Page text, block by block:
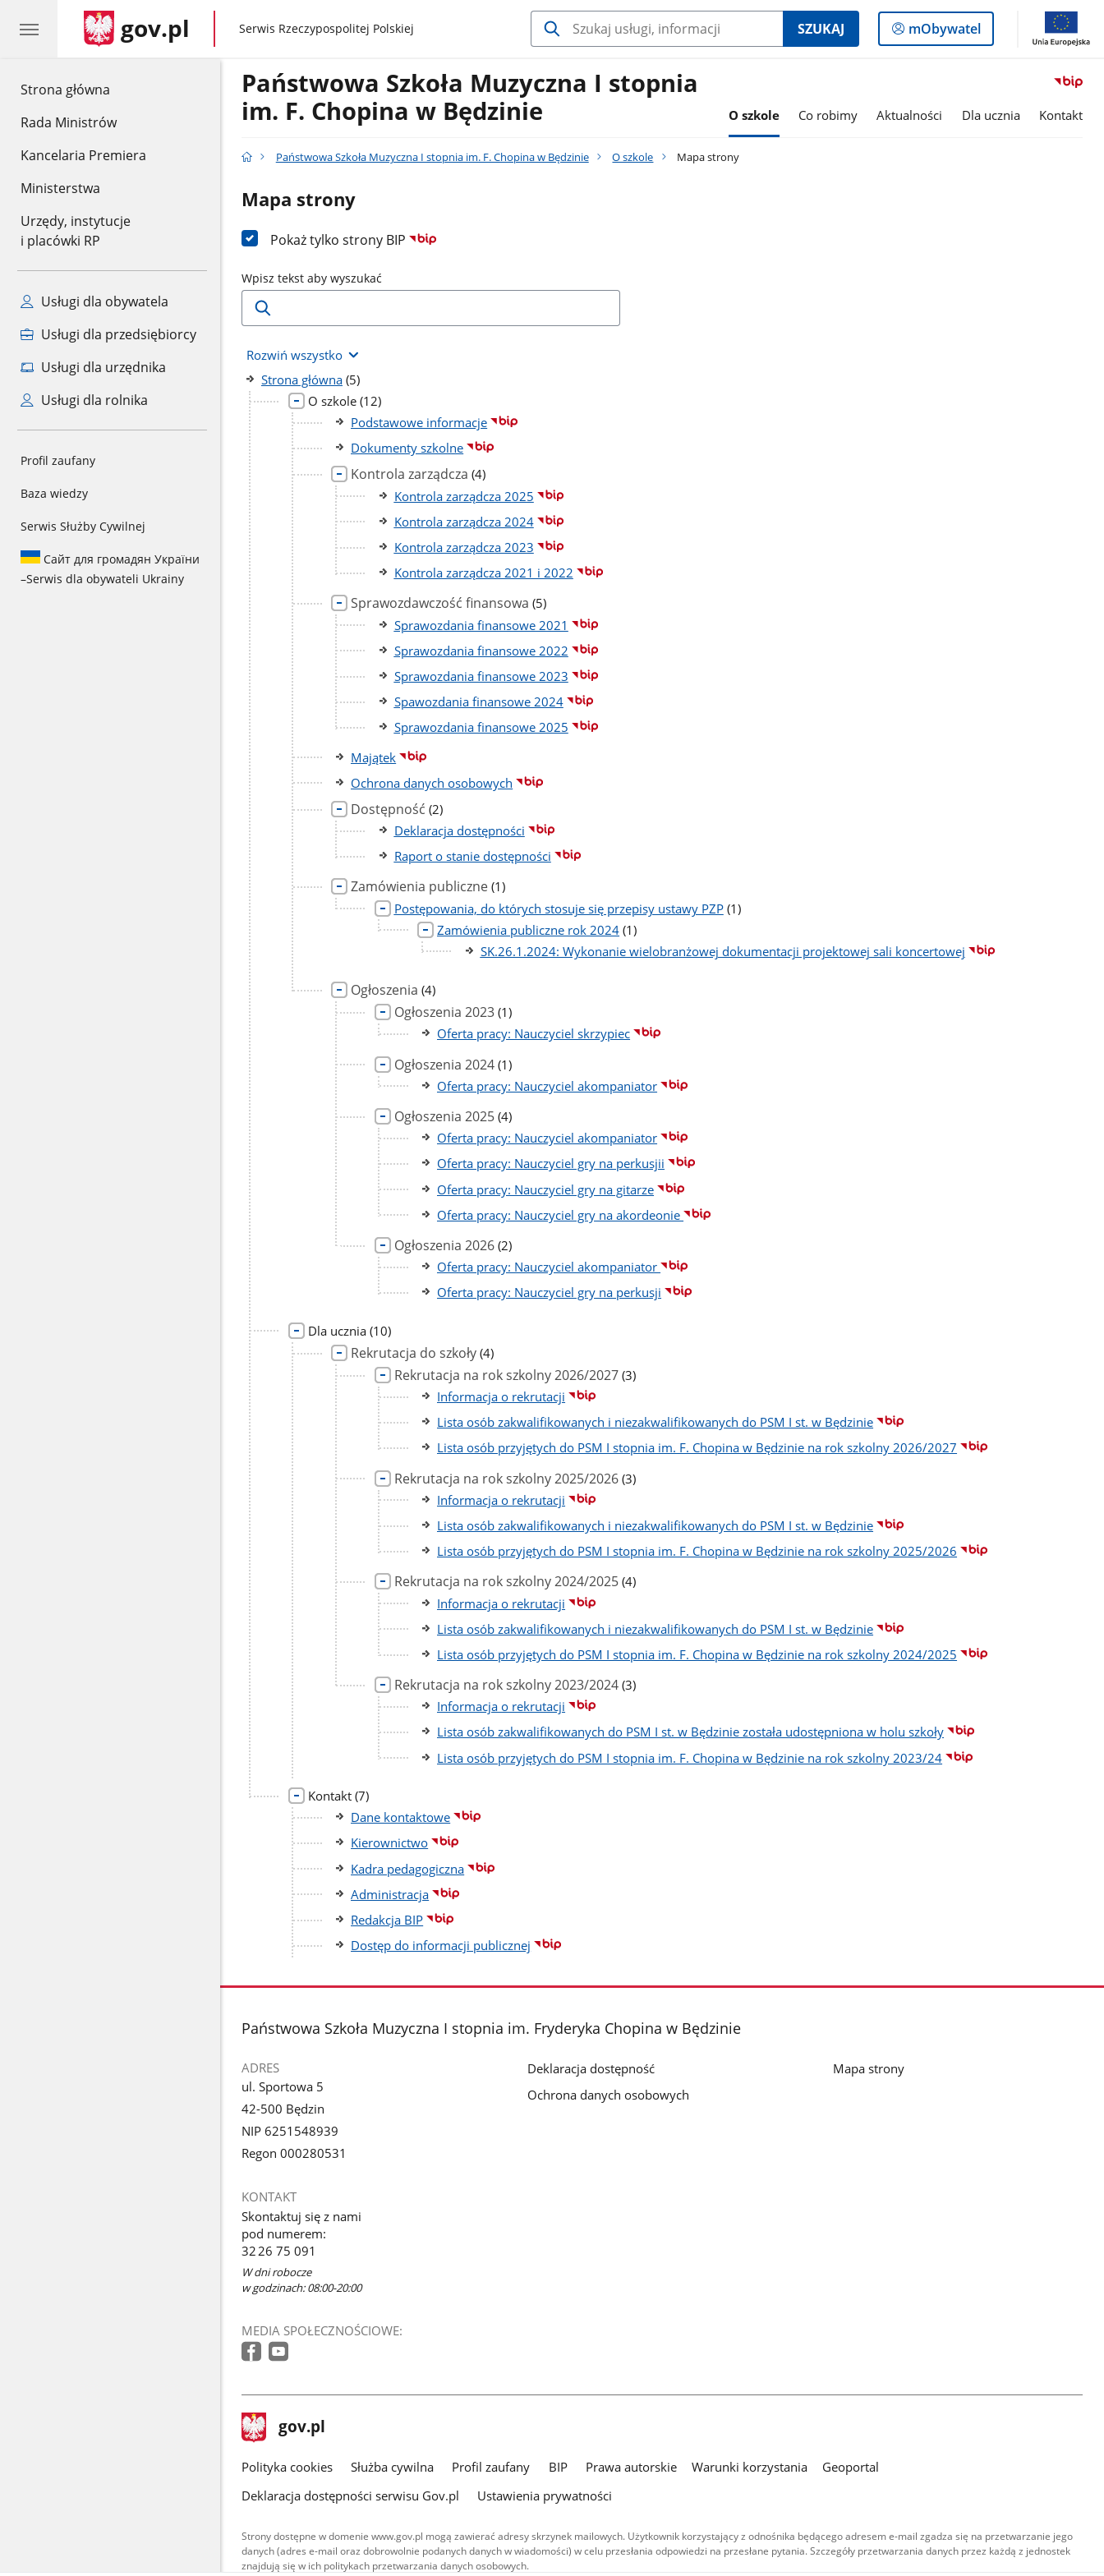
Strona główna
Rada Ministrów
Kancelaria Premiera
Ministerstwa
Urzędy, instytucje
i placówki RP
Usługi dla obywatela
Usługi dla przedsiębiorcy
Usługi dla urzędnika
Usługi dla rolnika
Profil zaufany
Baza wiedzy
Serwis Służby Cywilnej
Сайт для громадян України
–Serwis dla obywateli Ukrainy
gov.pl gov.pl
Serwis Rzeczypospolitej Polskiej SZUKAJ
Logowanie
do
mObywatel
Państwowa Szkoła Muzyczna I stopnia
im. F. Chopina w Będzinie
O szkole Co robimy Aktualności Dla ucznia Kontakt
Państwowa Szkoła Muzyczna I stopnia im. F. Chopina w Będzinie O szkole Mapa strony
Mapa strony
Pokaż tylko strony BIP
Wpisz tekst aby wyszukać
Rozwiń wszystko
Strona główna liczba
podstron
(5)
O szkole liczba
podstron
(12)
Podstawowe informacje
Dokumenty szkolne
Kontrola zarządcza liczba
podstron
(4)
Kontrola zarządcza 2025
Kontrola zarządcza 2024
Kontrola zarządcza 2023
Kontrola zarządcza 2021 i 2022
Sprawozdawczość finansowa liczba
podstron
(5)
Sprawozdania finansowe 2021
Sprawozdania finansowe 2022
Sprawozdania finansowe 2023
Spawozdania finansowe 2024
Sprawozdania finansowe 2025
Majątek
Ochrona danych osobowych
Dostępność liczba
podstron
(2)
Deklaracja dostępności
Raport o stanie dostępności
Zamówienia publiczne liczba
podstron
(1)
Postępowania, do których stosuje się przepisy ustawy PZP liczba
(1)
Zamówienia publiczne rok 2024 liczba
podstron
(1)
SK.26.1.2024: Wykonanie wielobranżowej dokumentacji projektowej sali koncertowej
Ogłoszenia liczba
podstron
(4)
Ogłoszenia 2023 liczba
podstron
(1)
Oferta pracy: Nauczyciel skrzypiec
Ogłoszenia 2024 liczba
podstron
(1)
Oferta pracy: Nauczyciel akompaniator
Ogłoszenia 2025 liczba
podstron
(4)
Oferta pracy: Nauczyciel akompaniator
Oferta pracy: Nauczyciel gry na perkusjii
Oferta pracy: Nauczyciel gry na gitarze
Oferta pracy: Nauczyciel gry na akordeonie
Ogłoszenia 2026 liczba
podstron
(2)
Oferta pracy: Nauczyciel akompaniator
Oferta pracy: Nauczyciel gry na perkusji
Dla ucznia liczba
podstron
(10)
Rekrutacja do szkoły liczba
podstron
(4)
Rekrutacja na rok szkolny 2026/2027 liczba
(3)
Informacja o rekrutacji
Lista osób zakwalifikowanych i niezakwalifikowanych do PSM I st. w Będzinie
Lista osób przyjętych do PSM I stopnia im. F. Chopina w Będzinie na rok szkolny 2026/2027
Rekrutacja na rok szkolny 2025/2026 liczba
(3)
Informacja o rekrutacji
Lista osób zakwalifikowanych i niezakwalifikowanych do PSM I st. w Będzinie
Lista osób przyjętych do PSM I stopnia im. F. Chopina w Będzinie na rok szkolny 2025/2026
Rekrutacja na rok szkolny 2024/2025 liczba
(4)
Informacja o rekrutacji
Lista osób zakwalifikowanych i niezakwalifikowanych do PSM I st. w Będzinie
Lista osób przyjętych do PSM I stopnia im. F. Chopina w Będzinie na rok szkolny 2024/2025
Rekrutacja na rok szkolny 2023/2024 liczba
(3)
Informacja o rekrutacji
Lista osób zakwalifikowanych do PSM I st. w Będzinie została udostępniona w holu szkoły
Lista osób przyjętych do PSM I stopnia im. F. Chopina w Będzinie na rok szkolny 2023/24
Kontakt liczba
podstron
(7)
Dane kontaktowe
Kierownictwo
Kadra pedagogiczna
Administracja
Redakcja BIP
Dostęp do informacji publicznej
stopka
Państwowa Szkoła Muzyczna I stopnia im. Fryderyka Chopina w Będzinie
ADRES
ul. Sportowa 5
42-500 Będzin
NIP 6251548939
Regon 000280531
KONTAKT
Skontaktuj się z nami
pod numerem:
32 26 75 091
W dni robocze
w godzinach: 08:00-20:00
MEDIA SPOŁECZNOŚCIOWE:
Deklaracja dostępność
Ochrona danych osobowych
Mapa strony
stopka
gov.pl Strona
gov.pl
gov.pl
Polityka cookies Służba cywilna Profil zaufany BIP Prawa autorskie Warunki korzystania
Geoportal
Deklaracja dostępności serwisu Gov.pl
Ustawienia prywatności
Strony dostępne w domenie www.gov.pl mogą zawierać adresy skrzynek mailowych. Użytkownik korzystający z odnośnika będącego adresem e-mail zgadza się na przetwarzanie jego
danych (adres e-mail oraz dobrowolnie podanych danych w wiadomości) w celu przesłania odpowiedzi na przesłane pytania. Szczegóły przetwarzania danych przez każdą z jednostek
znajdują się w ich politykach przetwarzania danych osobowych.